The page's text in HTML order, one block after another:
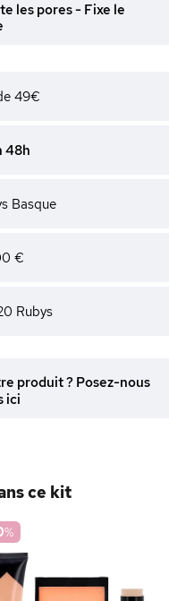
les pores - Fixe le
49€
48h
Basque
€
Rubys
produit ? Posez-nous
ici
ce kit
%